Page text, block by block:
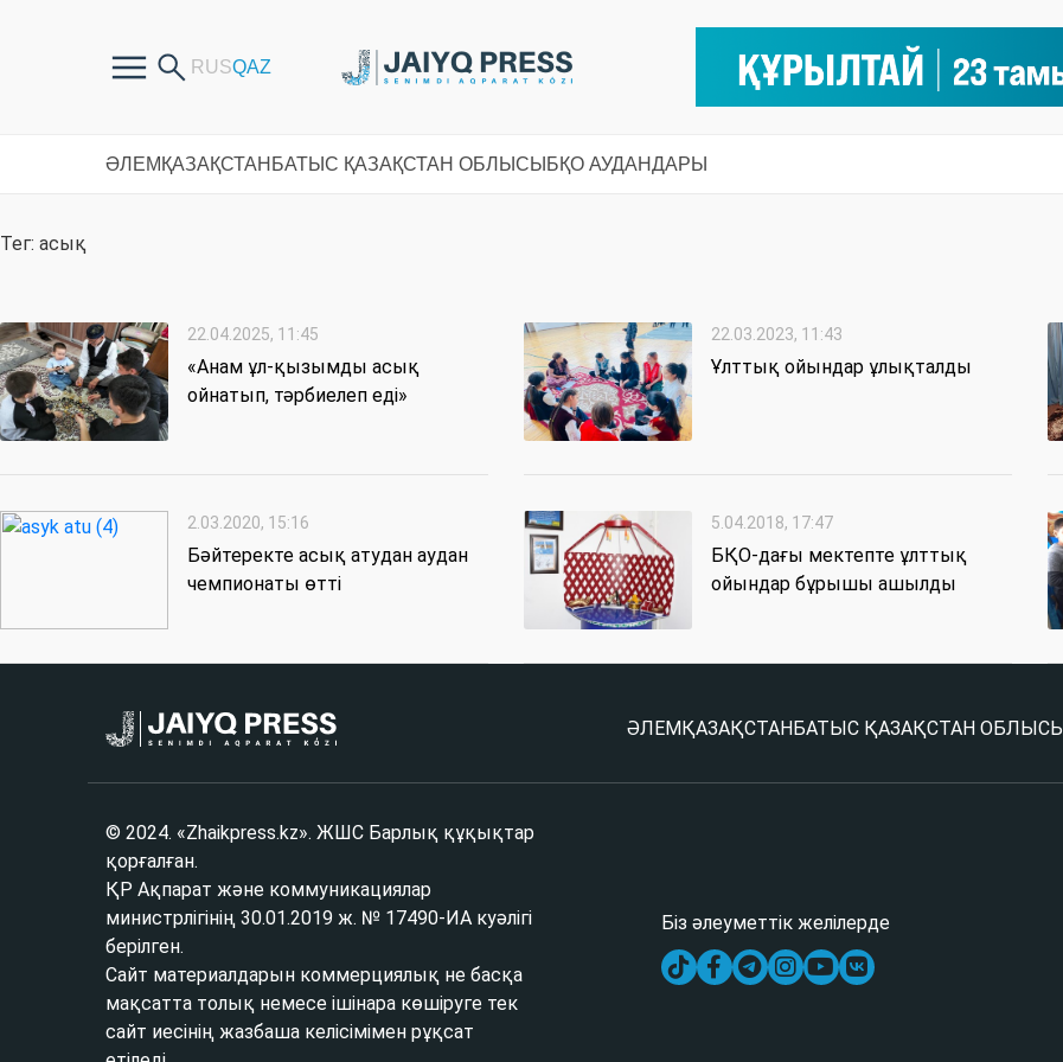
ӘЛЕМ ҚАЗАҚСТАН БАТЫС ҚАЗАҚСТАН ОБЛЫСЫ БҚО АУДАНДАРЫ
Тег: асық
22.04.2025, 11:45
«Анам ұл-қызымды асық
ойнатып, тәрбиелеп еді»
22.03.2023, 11:43
Ұлттық ойындар ұлықталды
2.03.2020, 15:16
Бәйтеректе асық атудан аудан
чемпионаты өтті
5.04.2018, 17:47
БҚО-дағы мектепте ұлттық
ойындар бұрышы ашылды
ӘЛЕМ ҚАЗАҚСТАН БАТЫС ҚАЗАҚСТАН ОБЛЫСЫ
© 2024. «Zhaikpress.kz». ЖШС Барлық құқықтар
қорғалған.
ҚР Ақпарат және коммуникациялар
министрлігінің 30.01.2019 ж. № 17490-ИА куәлігі
берілген.
Сайт материалдарын коммерциялық не басқа
мақсатта толық немесе ішінара көшіруге тек
сайт иесінің жазбаша келісімімен рұқсат
Біз әлеуметтік желілерде